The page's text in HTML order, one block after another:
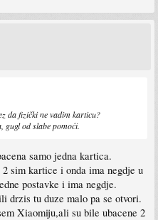
da fizički ne vadim karticu?
gugl od slabe pomoći.
samo jedna kartica.
sim kartice i onda ima negdje u
postavke i ima negdje.
drzis tu duze malo pa se otvori.
Xiaomiju,ali su bile ubacene 2